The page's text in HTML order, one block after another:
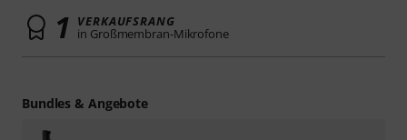
1 VERKAUFSRANG
in Großmembran-Mikrofone
Bundles & Angebote